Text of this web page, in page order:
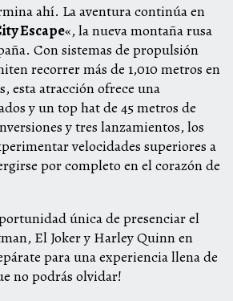
ahí. La aventura continúa en
Escape«, la nueva montaña rusa
Con sistemas de propulsión
recorrer más de 1,010 metros en
esta atracción ofrece una
y un top hat de 45 metros de
y tres lanzamientos, los
velocidades superiores a
por completo en el corazón de
única de presenciar el
El Joker y Harley Quinn en
para una experiencia llena de
no podrás olvidar!